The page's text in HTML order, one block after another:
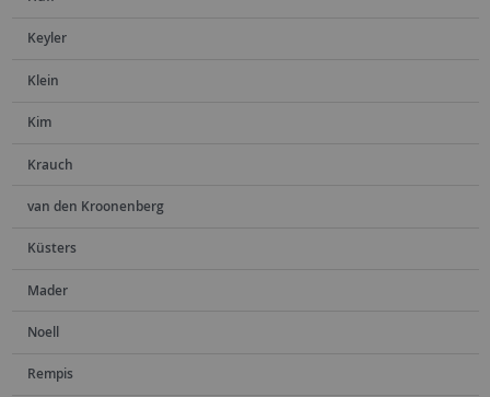
Keyler
Klein
Kim
Krauch
van den Kroonenberg
Küsters
Mader
Noell
Rempis